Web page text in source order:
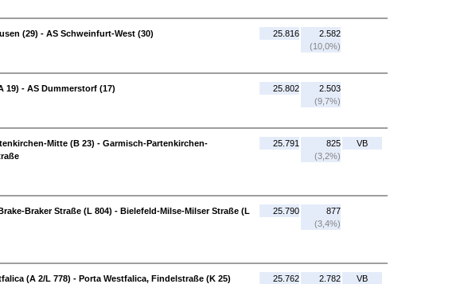
(29) - AS Schweinfurt-West (30)
25.816
2.582
(10,0%)
19) - AS Dummerstorf (17)
25.802
2.503
(9,7%)
Mitte (B 23) - Garmisch-Partenkirchen-
25.791
825
(3,2%)
VB
Braker Straße (L 804) - Bielefeld-Milse-Milser Straße (L
25.790
877
(3,4%)
(A 2/L 778) - Porta Westfalica, Findelstraße (K 25)
25.762
2.782
VB